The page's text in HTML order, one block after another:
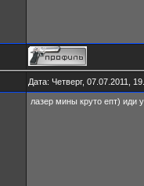
Дата: Четверг, 07.07.2011,
лазер мины круто епт) иди